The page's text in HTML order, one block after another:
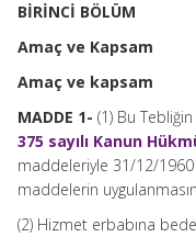
BİRİNCİ BÖLÜM
Amaç ve Kapsam
Amaç ve kapsam
MADDE 1-(1) Bu
375 sayılı Kanun
maddeleriyle 31/12/1960
maddelerin
(2) Hizmet erbabına